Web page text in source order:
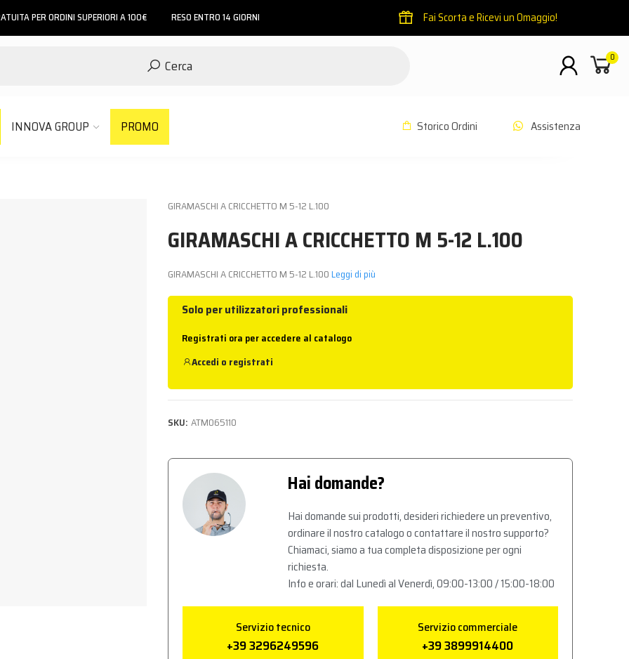
PER ORDINI SUPERIORI A 100€ RESO ENTRO 14 GIORNI Fai Scorta e Ricevi un Omaggio!
Cerca 0
INNOVA GROUP PROMO Storico Ordini Assistenza
GIRAMASCHI A CRICCHETTO M 5-12 L.100
GIRAMASCHI A CRICCHETTO M 5-12 L.100
GIRAMASCHI A CRICCHETTO M 5-12 L.100Leggi di più
Solo per utilizzatori professionali
Registrati ora per accedere al catalogo
Accedi o registrati
SKU: ATM065110
Hai domande?
Hai domande sui prodotti, desideri richiedere un preventivo,
ordinare il nostro catalogo o contattare il nostro supporto?
Chiamaci, siamo a tua completa disposizione per ogni
richiesta.
Info e orari: dal Lunedì al Venerdì, 09:00-13:00 / 15:00-18:00
Servizio tecnico
+39 3296249596
Servizio commerciale
+39 3899914400